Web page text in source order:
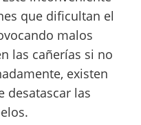
que dificultan el
malos
las cañerías si no
existen
desatascar las